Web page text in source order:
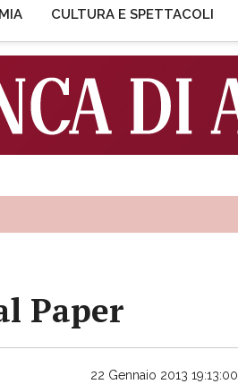
CULTURA E SPETTACOLI
Paper
22 Gennaio 2013 19:13:00